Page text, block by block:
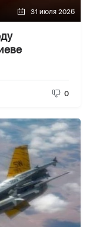
31 июля 2026
0